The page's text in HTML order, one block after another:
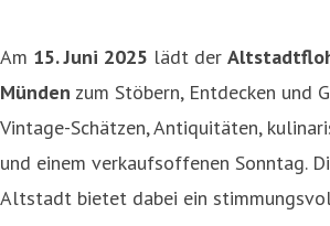
Am 15. Juni 2025 lädt der
Münden zum Stöbern, Entdecken und
Vintage-Schätzen, Antiquitäten,
und einem verkaufsoffenen Sonntag.
Altstadt bietet dabei ein